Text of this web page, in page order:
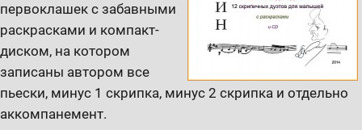
первоклашек с забавными
раскрасками и компакт-
диском, на котором
записаны автором все
пьески, минус 1 скрипка, минус 2 скрипка и отдельно
аккомпанемент.